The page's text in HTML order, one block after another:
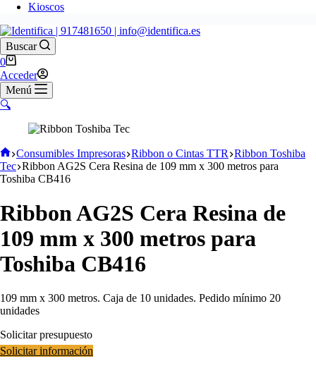
Kioscos
Buscar
0
Acceder
Menú
🔍
Consumibles Impresoras Ribbon o Cintas TTR Ribbon Toshiba
Tec Ribbon AG2S Cera Resina de 109 mm x 300 metros para
Toshiba CB416
Ribbon AG2S Cera Resina de
109 mm x 300 metros para
Toshiba CB416
109 mm x 300 metros. Caja de 10 unidades. Pedido mínimo 20
unidades
Solicitar presupuesto
Solicitar información